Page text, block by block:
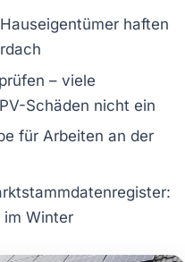
haften
– viele
Schäden nicht ein
für Arbeiten an der
Winter